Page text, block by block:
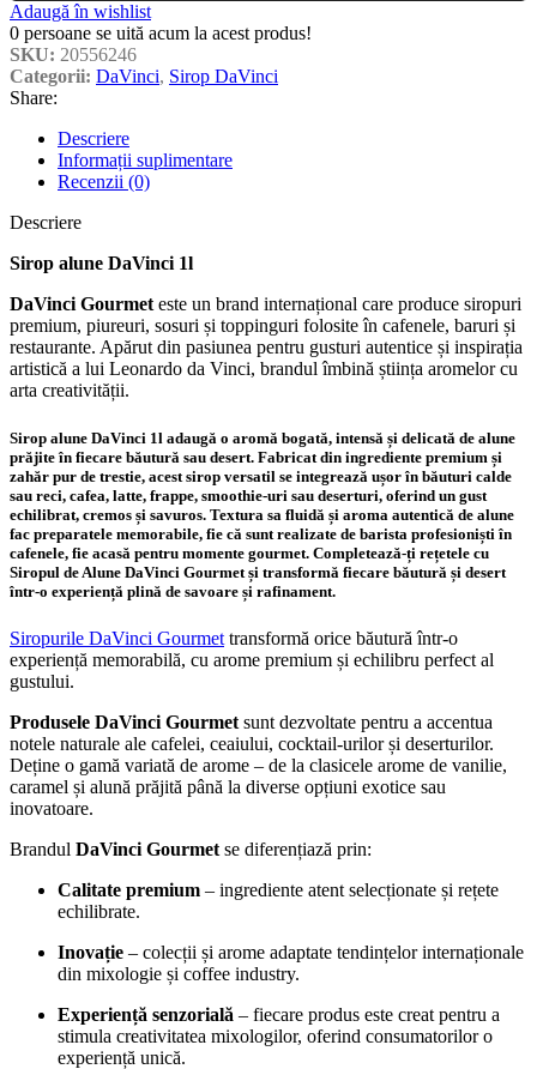
Adaugă în wishlist
0 persoane se uită acum la acest produs!
SKU: 20556246
Categorii: DaVinci, Sirop DaVinci
Share:
Descriere
Informații suplimentare
Recenzii (0)
Descriere
Sirop alune DaVinci 1l
DaVinci Gourmet este un brand internațional care produce siropuri
premium, piureuri, sosuri și toppinguri folosite în cafenele, baruri și
restaurante. Apărut din pasiunea pentru gusturi autentice și inspirația
artistică a lui Leonardo da Vinci, brandul îmbină știința aromelor cu
arta creativității.
Sirop alune DaVinci 1l adaugă o aromă bogată, intensă și delicată de alune
prăjite în fiecare băutură sau desert. Fabricat din ingrediente premium și
zahăr pur de trestie, acest sirop versatil se integrează ușor în băuturi calde
sau reci, cafea, latte, frappe, smoothie-uri sau deserturi, oferind un gust
echilibrat, cremos și savuros. Textura sa fluidă și aroma autentică de alune
fac preparatele memorabile, fie că sunt realizate de barista profesioniști în
cafenele, fie acasă pentru momente gourmet. Completează-ți rețetele cu
Siropul de Alune DaVinci Gourmet și transformă fiecare băutură și desert
într-o experiență plină de savoare și rafinament.
Siropurile DaVinci Gourmet transformă orice băutură într-o
experiență memorabilă, cu arome premium și echilibru perfect al
gustului.
Produsele DaVinci Gourmet sunt dezvoltate pentru a accentua
notele naturale ale cafelei, ceaiului, cocktail-urilor și deserturilor.
Deține o gamă variată de arome – de la clasicele arome de vanilie,
caramel și alună prăjită până la diverse opțiuni exotice sau
inovatoare.
Brandul DaVinci Gourmet se diferențiază prin:
Calitate premium – ingrediente atent selecționate și rețete
echilibrate.
Inovație – colecții și arome adaptate tendințelor internaționale
din mixologie și coffee industry.
Experiență senzorială – fiecare produs este creat pentru a
stimula creativitatea mixologilor, oferind consumatorilor o
experiență unică.